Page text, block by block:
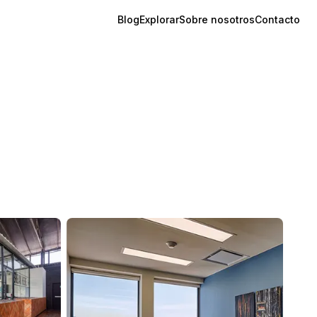
BlogExplorarSobre nosotrosContacto